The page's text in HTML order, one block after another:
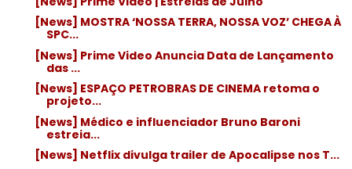
[News] MOSTRA ‘NOSSA TERRA, NOSSA VOZ’ CHEGA À
SPC...
[News] Prime Video Anuncia Data de Lançamento
das ...
[News] ESPAÇO PETROBRAS DE CINEMA retoma o
projeto...
[News] Médico e influenciador Bruno Baroni
estreia...
[News] Netflix divulga trailer de Apocalipse nos T...